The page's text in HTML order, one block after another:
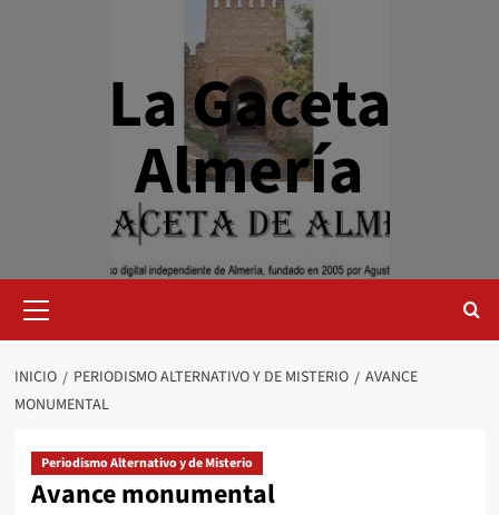
La Gaceta
Almería
primario
INICIO PERIODISMO ALTERNATIVO Y DE MISTERIO
AVANCE
MONUMENTAL
Periodismo Alternativo y de Misterio
Avance monumental